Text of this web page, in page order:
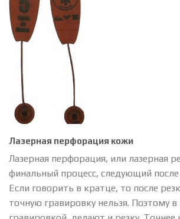
Лазерная перфорация кожи
Лазерная перфорация, или лазерная
финальный процесс, следующий
Если говорить в кратце, то после
точную гравировку нельзя. Поэтому в